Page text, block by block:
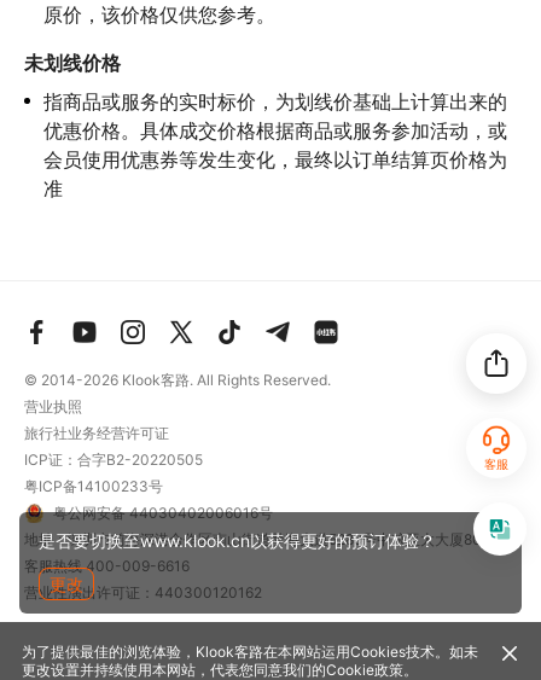
是否要切换至www.klook.cn以获得更好的预订体验？
更改
原价，该价格仅供您参考。
未划线价格
指商品或服务的实时标价，为划线价基础上计算出来的
优惠价格。具体成交价格根据商品或服务参加活动，或
会员使用优惠券等发生变化，最终以订单结算页价格为
准
客服
© 2014-2026 Klook客路. All Rights Reserved.
营业执照
旅行社业务经营许可证
ICP证：合字B2-20220505
粤ICP备14100233号
粤公网安备 44030402006016号
地址：深圳市前海深港合作区南山街道梦海大道5289号中粮亚太大厦801
客服热线 400-009-6616
营业性演出许可证：440300120162
为了提供最佳的浏览体验，Klook客路在本网站运用Cookies技术。如未
更改设置并持续使用本网站，代表您同意我们的Cookie政策。